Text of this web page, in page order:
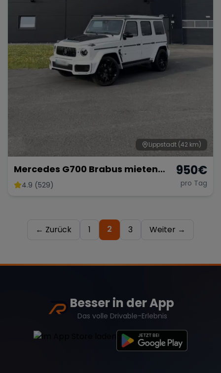
Lippstadt (42 km)
Mercedes G700 Brabus mieten
G500 G63 AMG mieten Hochzeit G-
4.9 (529)
950€
pro Tag
← Zurück 1 2 3 Weiter →
Besser in der App
Das volle Drivable-Erlebnis